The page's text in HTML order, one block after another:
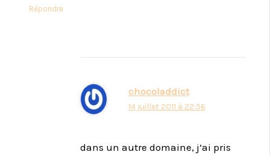
Répondre
chocoladdict
14 juillet 2011 à 22:56
dans un autre domaine, j’ai pris